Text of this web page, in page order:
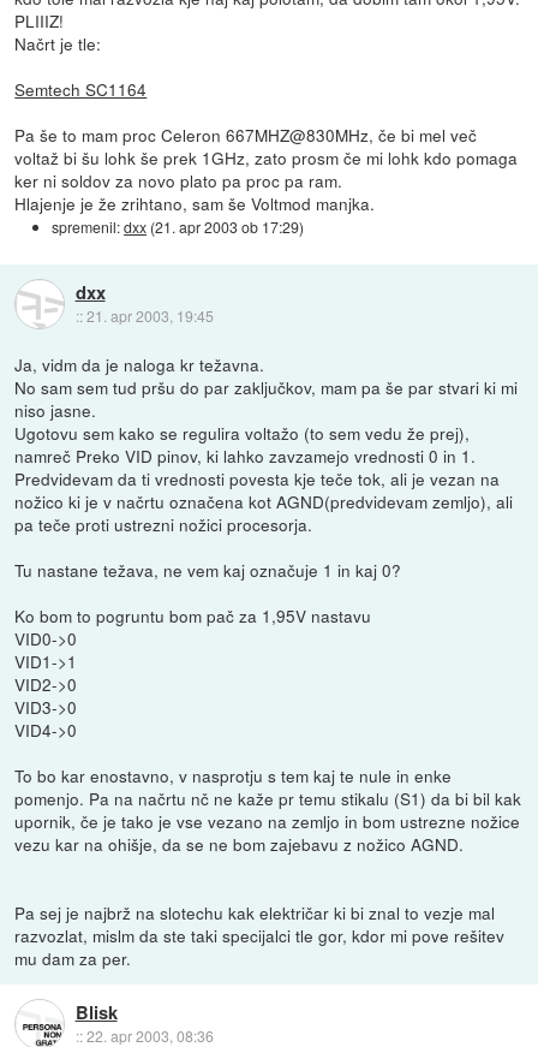
PLIIIZ!
Načrt je tle:
Semtech SC1164
Pa še to mam proc Celeron 667MHZ@830MHz, če bi mel več
voltaž bi šu lohk še prek 1GHz, zato prosm če mi lohk kdo pomaga
ker ni soldov za novo plato pa proc pa ram.
Hlajenje je že zrihtano, sam še Voltmod manjka.
spremenil:dxx (21. apr 2003 ob 17:29)
dxx
::21. apr 2003, 19:45
Ja, vidm da je naloga kr težavna.
No sam sem tud pršu do par zaključkov, mam pa še par stvari ki mi
niso jasne.
Ugotovu sem kako se regulira voltažo (to sem vedu že prej),
namreč Preko VID pinov, ki lahko zavzamejo vrednosti 0 in 1.
Predvidevam da ti vrednosti povesta kje teče tok, ali je vezan na
nožico ki je v načrtu označena kot AGND(predvidevam zemljo), ali
pa teče proti ustrezni nožici procesorja.
Tu nastane težava, ne vem kaj označuje 1 in kaj 0?
Ko bom to pogruntu bom pač za 1,95V nastavu
VID0->0
VID1->1
VID2->0
VID3->0
VID4->0
To bo kar enostavno, v nasprotju s tem kaj te nule in enke
pomenjo. Pa na načrtu nč ne kaže pr temu stikalu (S1) da bi bil kak
upornik, če je tako je vse vezano na zemljo in bom ustrezne nožice
vezu kar na ohišje, da se ne bom zajebavu z nožico AGND.
Pa sej je najbrž na slotechu kak električar ki bi znal to vezje mal
razvozlat, mislm da ste taki specijalci tle gor, kdor mi pove rešitev
mu dam za per.
Blisk
::22. apr 2003, 08:36